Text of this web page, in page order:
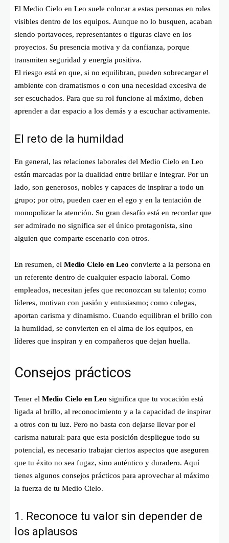
El Medio Cielo en Leo suele colocar a estas personas en roles
visibles dentro de los equipos. Aunque no lo busquen, acaban
siendo portavoces, representantes o figuras clave en los
proyectos. Su presencia motiva y da confianza, porque
transmiten seguridad y energía positiva.
El riesgo está en que, si no equilibran, pueden sobrecargar el
ambiente con dramatismos o con una necesidad excesiva de
ser escuchados. Para que su rol funcione al máximo, deben
aprender a dar espacio a los demás y a escuchar activamente.
El reto de la humildad
En general, las relaciones laborales del Medio Cielo en Leo
están marcadas por la dualidad entre brillar e integrar. Por un
lado, son generosos, nobles y capaces de inspirar a todo un
grupo; por otro, pueden caer en el ego y en la tentación de
monopolizar la atención. Su gran desafío está en recordar que
ser admirado no significa ser el único protagonista, sino
alguien que comparte escenario con otros.
En resumen, el Medio Cielo en Leo convierte a la persona en
un referente dentro de cualquier espacio laboral. Como
empleados, necesitan jefes que reconozcan su talento; como
líderes, motivan con pasión y entusiasmo; como colegas,
aportan carisma y dinamismo. Cuando equilibran el brillo con
la humildad, se convierten en el alma de los equipos, en
líderes que inspiran y en compañeros que dejan huella.
Consejos prácticos
Tener el Medio Cielo en Leo significa que tu vocación está
ligada al brillo, al reconocimiento y a la capacidad de inspirar
a otros con tu luz. Pero no basta con dejarse llevar por el
carisma natural: para que esta posición despliegue todo su
potencial, es necesario trabajar ciertos aspectos que aseguren
que tu éxito no sea fugaz, sino auténtico y duradero. Aquí
tienes algunos consejos prácticos para aprovechar al máximo
la fuerza de tu Medio Cielo.
1. Reconoce tu valor sin depender de
los aplausos